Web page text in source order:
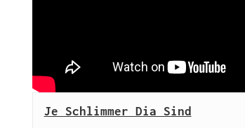
Je Schlimmer Dia Sind